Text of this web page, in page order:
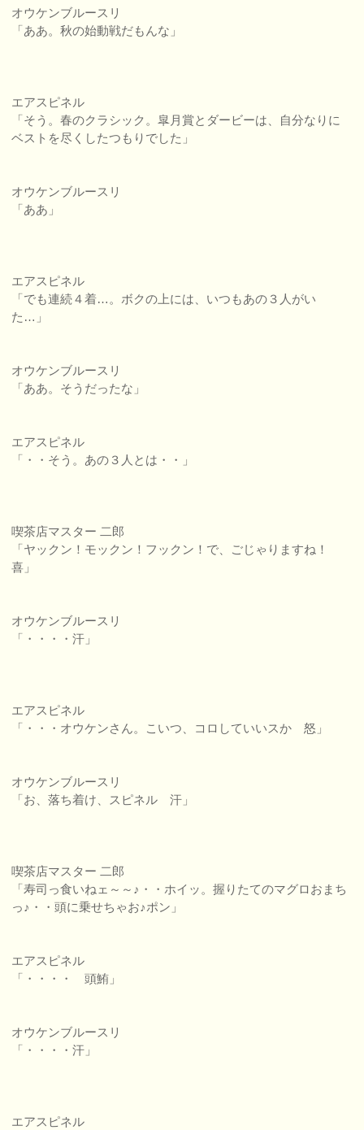
オウケンブルースリ
「ああ。秋の始動戦だもんな」
エアスピネル
「そう。春のクラシック。皐月賞とダービーは、自分なりに
ベストを尽くしたつもりでした」
オウケンブルースリ
「ああ」
エアスピネル
「でも連続４着…。ボクの上には、いつもあの３人がい
た…」
オウケンブルースリ
「ああ。そうだったな」
エアスピネル
「・・そう。あの３人とは・・」
喫茶店マスター 二郎
「ヤックン！モックン！フックン！で、ごじゃりますね！
喜」
オウケンブルースリ
「・・・・汗」
エアスピネル
「・・・オウケンさん。こいつ、コロしていいスか 怒」
オウケンブルースリ
「お、落ち着け、スピネル 汗」
喫茶店マスター 二郎
「寿司っ食いねェ～～♪・・ホイッ。握りたてのマグロおまち
っ♪・・頭に乗せちゃお♪ポン」
エアスピネル
「・・・・ 頭鮪」
オウケンブルースリ
「・・・・汗」
エアスピネル